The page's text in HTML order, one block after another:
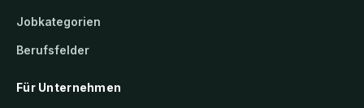
Jobkategorien
Berufsfelder
Für Unternehmen